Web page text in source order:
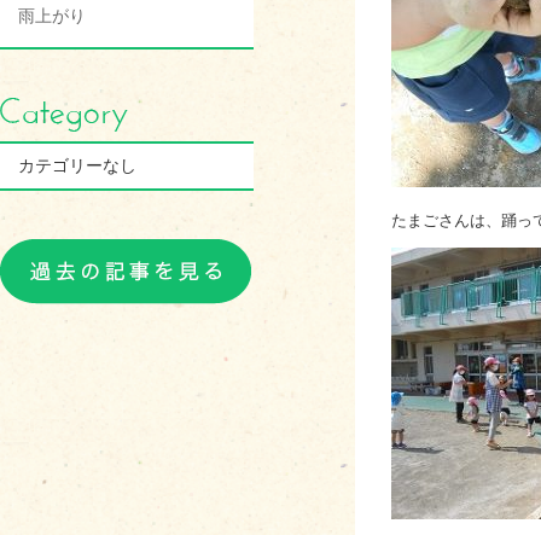
雨上がり
カテゴリーなし
たまごさんは、踊っ